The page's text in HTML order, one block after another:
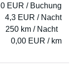
0 EUR / Buchung
4,3 EUR / Nacht
250 km / Nacht
0,00 EUR / km